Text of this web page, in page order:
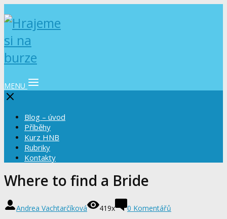
MENU
Blog – úvod
Příběhy
Kurz HNB
Rubriky
Kontakty
Where to find a Bride
Andrea Vachtarčíková 419x
0 Komentářů